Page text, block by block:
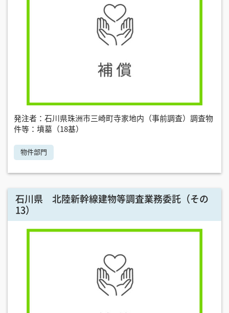
発注者：石川県珠洲市三崎町寺家地内（事前調査）調査物
件等：墳墓（18基）
物件部門
石川県 北陸新幹線建物等調査業務委託（その
13）